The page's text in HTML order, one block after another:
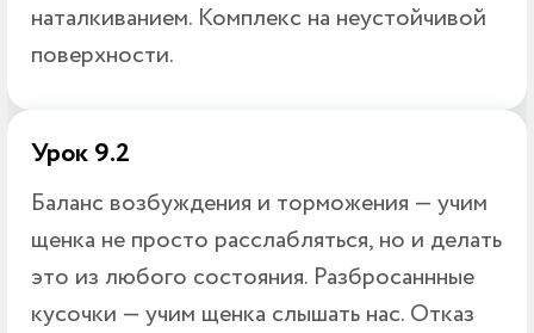
наталкиванием. Комплекс на неустойчивой
поверхности.
Урок 9.2
Баланс возбуждения и торможения — учим
щенка не просто расслабляться, но и делать
это из любого состояния. Разбросаннные
кусочки — учим щенка слышать нас. Отказ